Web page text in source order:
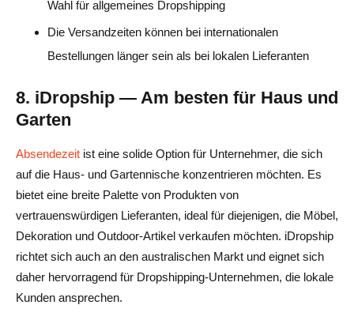
Wahl für allgemeines Dropshipping
Die Versandzeiten können bei internationalen
Bestellungen länger sein als bei lokalen Lieferanten
8. iDropship — Am besten für Haus und
Garten
Absendezeit ist eine solide Option für Unternehmer, die sich
auf die Haus- und Gartennische konzentrieren möchten. Es
bietet eine breite Palette von Produkten von
vertrauenswürdigen Lieferanten, ideal für diejenigen, die Möbel,
Dekoration und Outdoor-Artikel verkaufen möchten. iDropship
richtet sich auch an den australischen Markt und eignet sich
daher hervorragend für Dropshipping-Unternehmen, die lokale
Kunden ansprechen.